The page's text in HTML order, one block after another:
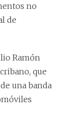
no
de
Ramón
que
una banda